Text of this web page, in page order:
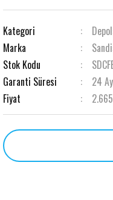
Kategori
Marka
Stok Kodu
Garanti Süresi
24 Ay
Fiyat